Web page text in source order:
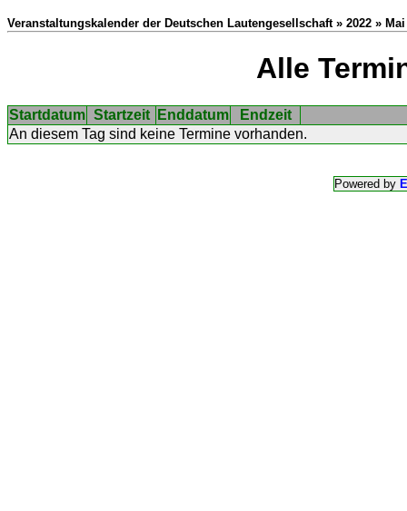
Veranstaltungskalender der Deutschen Lautengesellschaft » 2022 » Mai
Alle
Startdatum Startzeit Enddatum
Endzeit
An diesem Tag sind keine Termine vorhanden.
Powered by